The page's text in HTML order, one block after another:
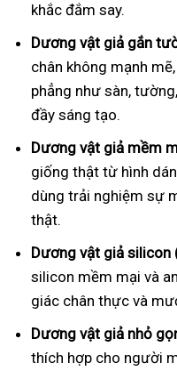
khắc đắm say.
Dương vật giả gắn
chân không mạnh
phẳng như sàn,
đầy sáng tạo.
Dương vật giả mềm
giống thật từ hình
dùng trải nghiệm sự
thật.
Dương vật giả silicon
silicon mềm mại và
giác chân thực và
Dương vật giả nhỏ
thích hợp cho người